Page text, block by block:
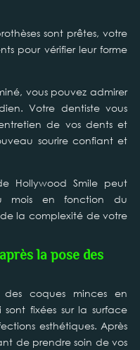
sont prêtes, votre
pour vérifier leur forme
vous pouvez admirer
Votre dentiste vous
de vos dents et
sourire confiant et
Hollywood Smile peut
mois en fonction du
la complexité de votre
la pose des
des coques minces en
fixées sur la surface
esthétiques. Après
de prendre soin de vos